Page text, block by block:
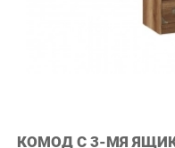
КОМОД С 3-МЯ
ТД-250.04.01